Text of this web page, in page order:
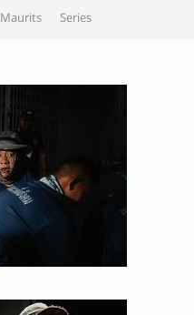
Maurits Series